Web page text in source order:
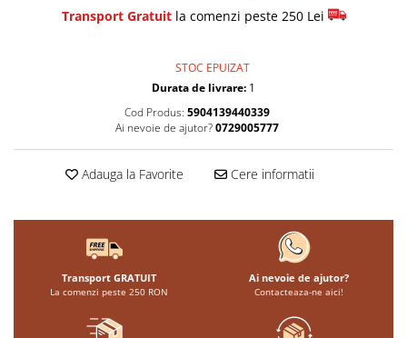
Transport Gratuitla comenzi peste 250 Lei
STOC EPUIZAT
Durata de livrare: 1
Cod Produs: 5904139440339
Ai nevoie de ajutor? 0729005777
Adauga la Favorite Cere informatii
Transport GRATUIT
La comenzi peste 250 RON
Ai nevoie de ajutor?
Contacteaza-ne aici!